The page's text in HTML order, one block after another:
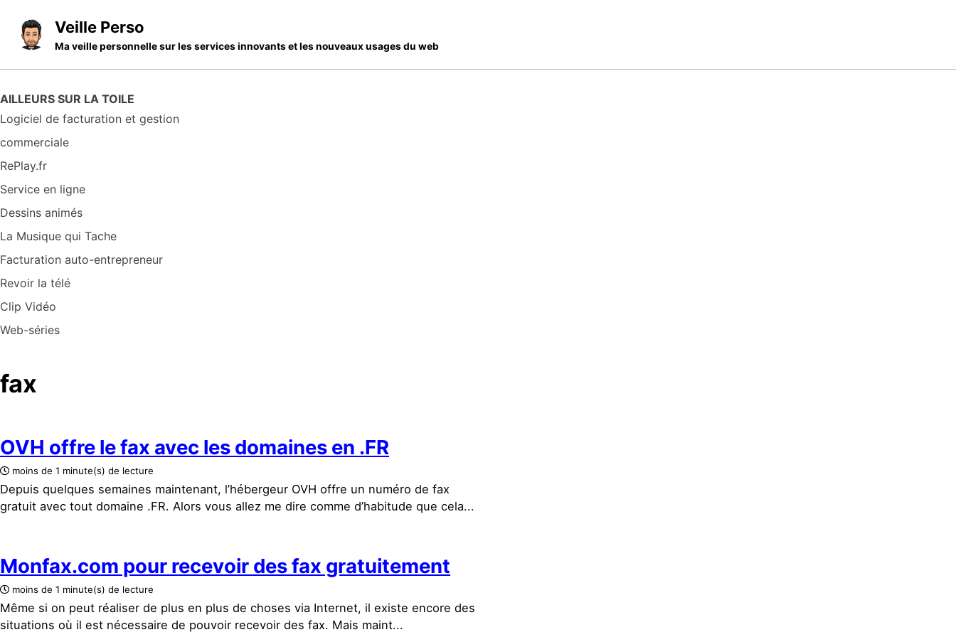
Veille Perso
Ma veille personnelle sur les services innovants et les nouveaux usages du web
AILLEURS SUR LA TOILE
Logiciel de facturation et gestion
commerciale
RePlay.fr
Service en ligne
Dessins animés
La Musique qui Tache
Facturation auto-entrepreneur
Revoir la télé
Clip Vidéo
Web-séries
fax
OVH offre le fax avec les domaines en .FR
moins de 1 minute(s) de lecture
Depuis quelques semaines maintenant, l’hébergeur OVH offre un numéro de fax
gratuit avec tout domaine .FR. Alors vous allez me dire comme d’habitude que cela...
Monfax.com pour recevoir des fax gratuitement
moins de 1 minute(s) de lecture
Même si on peut réaliser de plus en plus de choses via Internet, il existe encore des
situations où il est nécessaire de pouvoir recevoir des fax. Mais maint...